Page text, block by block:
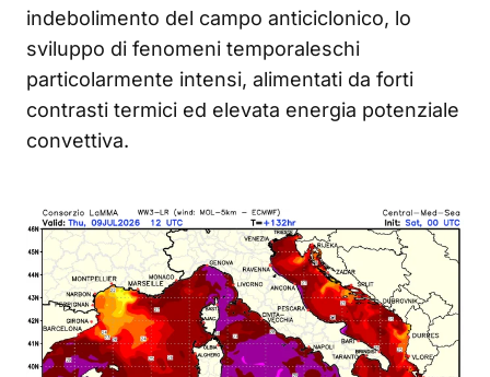
indebolimento del campo anticiclonico, lo
sviluppo di fenomeni temporaleschi
particolarmente intensi, alimentati da forti
contrasti termici ed elevata energia potenziale
convettiva.